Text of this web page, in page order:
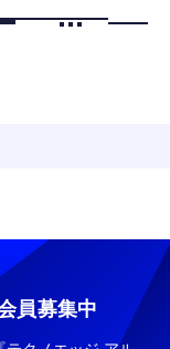
員募集中